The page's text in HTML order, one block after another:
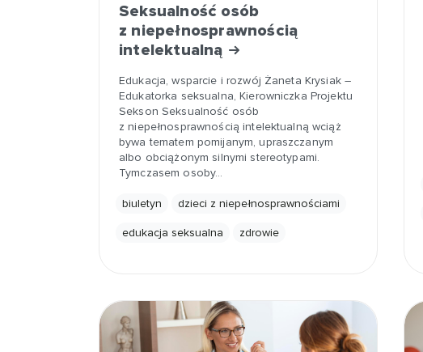
Seksualność osób
z niepełnosprawnością
intelektualną
Edukacja, wsparcie i rozwój Żaneta Krysiak –
Edukatorka seksualna, Kierowniczka Projektu
Sekson Seksualność osób
z niepełnosprawnością intelektualną wciąż
bywa tematem pomijanym, upraszczanym
albo obciążonym silnymi stereotypami.
Tymczasem osoby…
biuletyn dzieci z niepełnosprawnościami
edukacja seksualna zdrowie